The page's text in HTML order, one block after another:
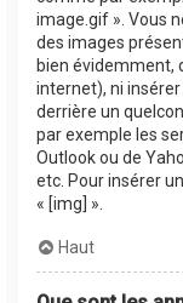
image.gif ». Vous
des images
bien évidemment,
internet), ni
derrière un
par exemple les
Outlook ou de
etc. Pour insérer
« [img] ».
Haut